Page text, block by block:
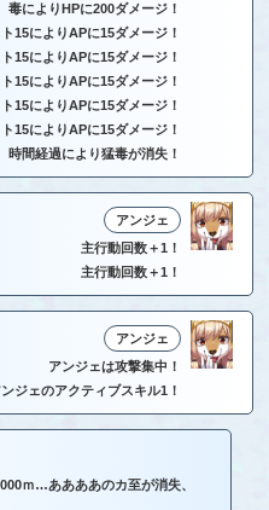
毒によりHPに200ダメージ！
ト15によりAPに15ダメージ！
ト15によりAPに15ダメージ！
ト15によりAPに15ダメージ！
ト15によりAPに15ダメージ！
ト15によりAPに15ダメージ！
時間経過により猛毒が消失！
アンジェ
主行動回数＋1！
主行動回数＋1！
アンジェ
アンジェは攻撃集中！
ジェのアクティブスキル1！
ｍ…ああああのカ至が消失、